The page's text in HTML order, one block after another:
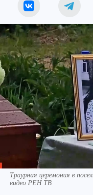
Траурная церемония в
видео РЕН ТВ